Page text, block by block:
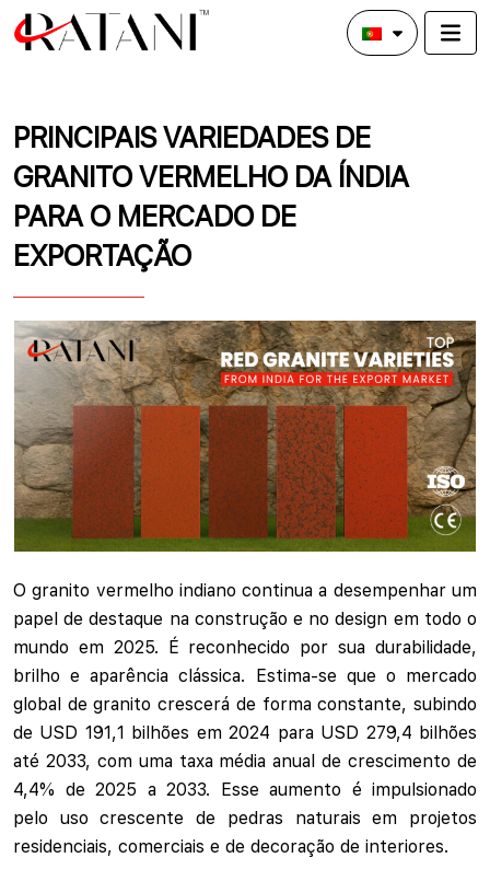
PRINCIPAIS VARIEDADES DE
GRANITO VERMELHO DA ÍNDIA
PARA O MERCADO DE
EXPORTAÇÃO
O granito vermelho indiano continua a desempenhar um
papel de destaque na construção e no design em todo o
mundo em 2025. É reconhecido por sua durabilidade,
brilho e aparência clássica. Estima-se que o mercado
global de granito crescerá de forma constante, subindo
de USD 191,1 bilhões em 2024 para USD 279,4 bilhões
até 2033, com uma taxa média anual de crescimento de
4,4% de 2025 a 2033. Esse aumento é impulsionado
pelo uso crescente de pedras naturais em projetos
residenciais, comerciais e de decoração de interiores.